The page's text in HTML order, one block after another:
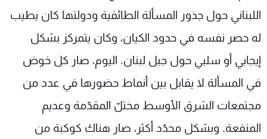
اللبناني حول جذور المسألة الطائفية ودولتها كان يطيب
له حصر نفسه في حدود الكيان، وكان يتمركز بشكل
إيجابي أو سلبي حول جبل لبنان. اليوم، صار كل خوض
في المسألة لا يقابل بين أنماط حضورها في عدد من
مجتمعات الشرق الأوسط مختلّ المقدّمة وعديم
المنفعة. وبشكل محدّد أكثر، صار هناك كوكبة من
البرامج
جدول البرامج
شاهد البرامج
الترددات
الإنـتـاج
تواصل معنا
سياسة الخصوصية